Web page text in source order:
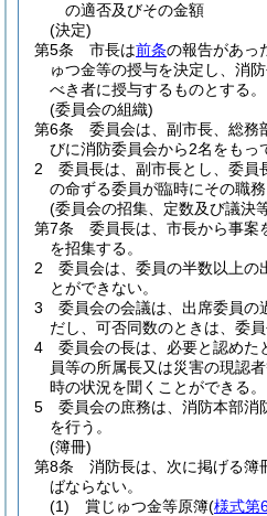
の適否及びその金額
(決定)
第5条
市長は前条の報告があっ
ゅつ金等の授与を決定し、消
べき者に授与するものとする。
(委員会の組織)
第6条
委員会は、副市長、総務
びに消防委員会から2名をもっ
2
委員長は、副市長とし、委員
の命ずる委員が臨時にその職務
(委員会の招集、定数及び議決
第7条
委員長は、市長から事案
を招集する。
2
委員会は、委員の半数以上の
とができない。
3
委員会の会議は、出席委員の
だし、可否同数のときは、委
4
委員会の長は、必要と認めた
員等の所属長又は災害の現認
時の状況を聞くことができる。
5
委員会の庶務は、消防本部消
を行う。
(簿冊)
第8条
消防長は、次に掲げる簿
ばならない。
(1)
賞じゅつ金等原簿(様式第